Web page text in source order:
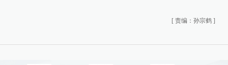
[ 责编：孙宗鹤 ]